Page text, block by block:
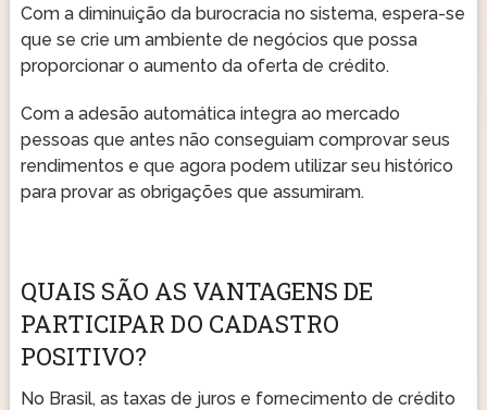
Com a diminuição da burocracia no sistema, espera-se
que se crie um ambiente de negócios que possa
proporcionar o aumento da oferta de crédito.
Com a adesão automática integra ao mercado
pessoas que antes não conseguiam comprovar seus
rendimentos e que agora podem utilizar seu histórico
para provar as obrigações que assumiram.
QUAIS SÃO AS VANTAGENS DE
PARTICIPAR DO CADASTRO
POSITIVO?
No Brasil, as taxas de juros e fornecimento de crédito